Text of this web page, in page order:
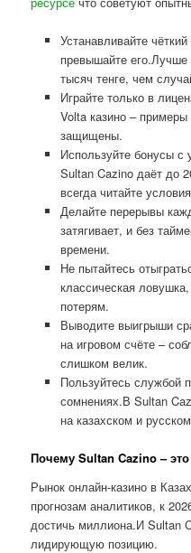
Устанавливайте
превышайте его.Лучше
тысяч тенге, чем
Играйте только в
Volta казино –
защищены.
Используйте бонусы с
Sultan Cazino даёт до
всегда читайте
Делайте перерывы
затягивает, и без
времени.
Не пытайтесь
классическая
потерям.
Выводите выигрыши
на игровом счёте –
слишком велик.
Пользуйтесь службой
сомнениях.В Sultan
на казахском и
Почему Sultan Cazino –
Рынок онлайн-казино в
прогнозам аналитиков, к
достичь миллиона.И Sultan
лидирующую позицию.